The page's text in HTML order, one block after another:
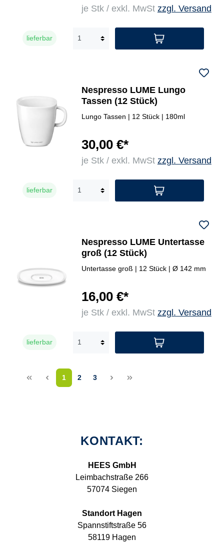
je Stk / exkl. MwSt zzgl. Versand
lieferbar
Nespresso LUME Lungo
Tassen (12 Stück)
Lungo Tassen | 12 Stück | 180ml
30,00 €*
je Stk / exkl. MwSt zzgl. Versand
lieferbar
Nespresso LUME Untertasse
groß (12 Stück)
Untertasse groß | 12 Stück | Ø 142 mm
16,00 €*
je Stk / exkl. MwSt zzgl. Versand
lieferbar
<< < 1 2 3 > >>
KONTAKT:
HEES GmbH
Leimbachstraße 266
57074 Siegen
Standort Hagen
Spannstiftstraße 56
58119 Hagen